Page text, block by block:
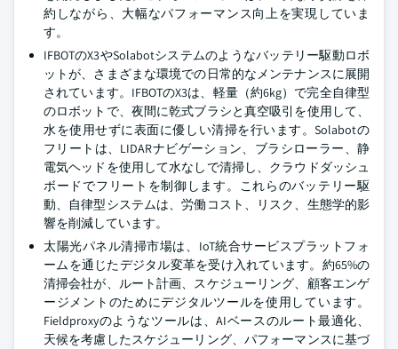
約しながら、大幅なパフォーマンス向上を実現していま
す。
IFBOTのX3やSolabotシステムのようなバッテリー駆動ロボ
ットが、さまざまな環境での日常的なメンテナンスに展開
されています。IFBOTのX3は、軽量（約6kg）で完全自律型
のロボットで、夜間に乾式ブラシと真空吸引を使用して、
水を使用せずに表面に優しい清掃を行います。Solabotの
フリートは、LIDARナビゲーション、ブラシローラー、静
電気ヘッドを使用して水なしで清掃し、クラウドダッシュ
ボードでフリートを制御します。これらのバッテリー駆
動、自律型システムは、労働コスト、リスク、生態学的影
響を削減しています。
太陽光パネル清掃市場は、IoT統合サービスプラットフォ
ームを通じたデジタル変革を受け入れています。約65%の
清掃会社が、ルート計画、スケジューリング、顧客エンゲ
ージメントのためにデジタルツールを使用しています。
Fieldproxyのようなツールは、AIベースのルート最適化、
天候を考慮したスケジューリング、パフォーマンスに基づ